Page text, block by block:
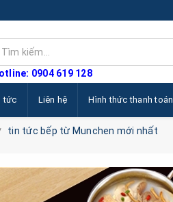
0904 619 128
tức Liên hệ Hình thức thanh toán
tin tức bếp từ Munchen mới nhất